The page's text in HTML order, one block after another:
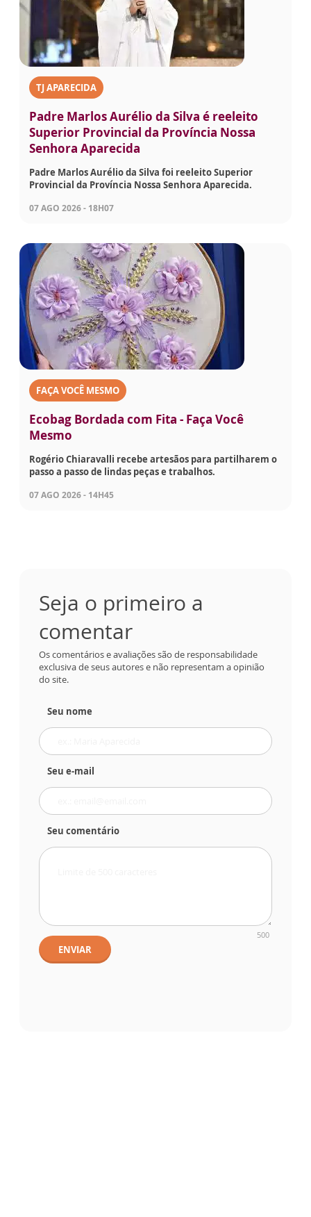
TJ APARECIDA
Padre Marlos Aurélio da Silva é reeleito
Superior Provincial da Província Nossa
Senhora Aparecida
Padre Marlos Aurélio da Silva foi reeleito Superior
Provincial da Província Nossa Senhora Aparecida.
07 AGO 2026 - 18H07
FAÇA VOCÊ MESMO
Ecobag Bordada com Fita - Faça Você
Mesmo
Rogério Chiaravalli recebe artesãos para partilharem o
passo a passo de lindas peças e trabalhos.
07 AGO 2026 - 14H45
Seja o primeiro a
comentar
Os comentários e avaliações são de responsabilidade
exclusiva de seus autores e não representam a opinião
do site.
Seu nome
Seu e-mail
Seu comentário
500
ENVIAR